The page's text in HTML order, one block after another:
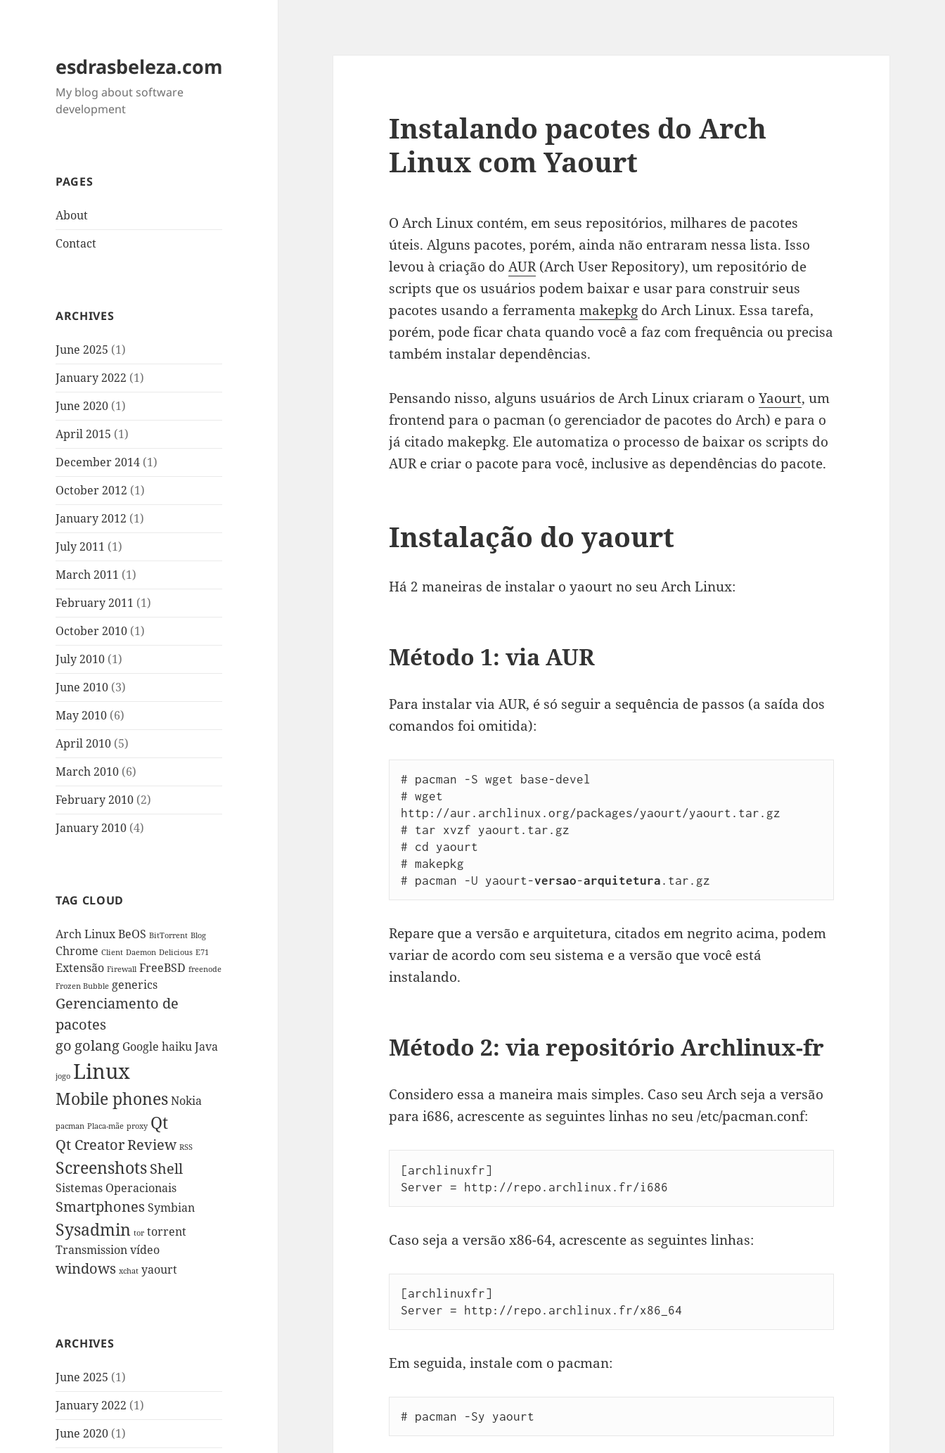
esdrasbeleza.com
My blog about software
development
PAGES
About
Contact
ARCHIVES
June 2025 (1)
January 2022 (1)
June 2020 (1)
April 2015 (1)
December 2014 (1)
October 2012 (1)
January 2012 (1)
July 2011 (1)
March 2011 (1)
February 2011 (1)
October 2010 (1)
July 2010 (1)
June 2010 (3)
May 2010 (6)
April 2010 (5)
March 2010 (6)
February 2010 (2)
January 2010 (4)
TAG CLOUD
Arch LinuxBeOS BitTorrent Blog
Chrome Client Daemon Delicious E71
Extensão Firewall FreeBSD freenode
Frozen Bubble generics
Gerenciamento de
pacotes
go golang Google haikuJava
jogo Linux
Mobile phonesNokia
pacman Placa-mãe proxy Qt
Qt CreatorReview RSS
ScreenshotsShell
Sistemas Operacionais
Smartphones Symbian
Sysadmin tor torrent
Transmissionvídeo
windows xchat yaourt
ARCHIVES
June 2025 (1)
January 2022 (1)
June 2020 (1)
Instalando pacotes do Arch
Linux com Yaourt
O Arch Linux contém, em seus repositórios, milhares de pacotes
úteis. Alguns pacotes, porém, ainda não entraram nessa lista. Isso
levou à criação doAUR(Arch User Repository), um repositório de
scripts que os usuários podem baixar e usar para construir seus
pacotes usando a ferramentamakepkg do Arch Linux. Essa tarefa,
porém, pode ficar chata quando você a faz com frequência ou precisa
também instalar dependências.
Pensando nisso, alguns usuários de Arch Linux criaram oYaourt, um
frontend para o pacman (o gerenciador de pacotes do Arch) e para o
já citado makepkg. Ele automatiza o processo de baixar os scripts do
AUR e criar o pacote para você, inclusive as dependências do pacote.
Instalação do yaourt
Há 2 maneiras de instalar o yaourt no seu Arch Linux:
Método 1: via AUR
Para instalar via AUR, é só seguir a sequência de passos (a saída dos
comandos foi omitida):
# pacman -S wget base-devel
# wget
http://aur.archlinux.org/packages/yaourt/yaourt.tar.gz
# tar xvzf yaourt.tar.gz
# cd yaourt
# makepkg
# pacman -U yaourt-versao-arquitetura .tar.gz
Repare que a versão e arquitetura, citados em negrito acima, podem
variar de acordo com seu sistema e a versão que você está
instalando.
Método 2: via repositório Archlinux-fr
Considero essa a maneira mais simples. Caso seu Arch seja a versão
para i686, acrescente as seguintes linhas no seu /etc/pacman.conf:
[archlinuxfr]
Server = http://repo.archlinux.fr/i686
Caso seja a versão x86-64, acrescente as seguintes linhas:
[archlinuxfr]
Server = http://repo.archlinux.fr/x86_64
Em seguida, instale com o pacman:
# pacman -Sy yaourt